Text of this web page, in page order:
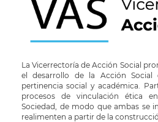
La Vicerrectoría de Acción Social
el desarrollo de la Acción Social
pertinencia social y académica.
procesos de vinculación ética
Sociedad, de modo que ambas se
realimenten a partir de la